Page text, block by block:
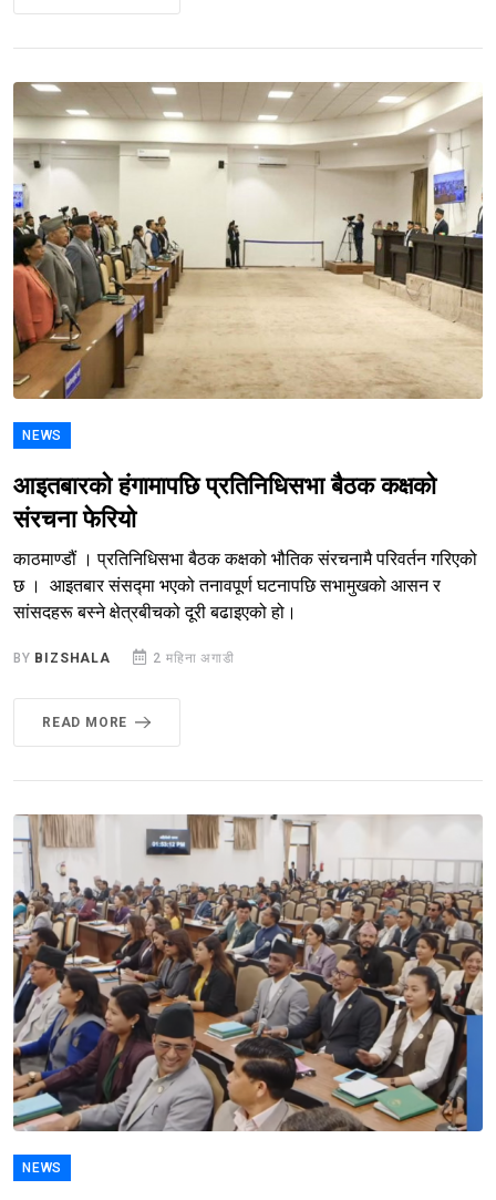
NEWS
आइतबारको हंगामापछि प्रतिनिधिसभा बैठक कक्षको
संरचना फेरियो
काठमाण्डौं । प्रतिनिधिसभा बैठक कक्षको भौतिक संरचनामै परिवर्तन गरिएको
छ । आइतबार संसद्मा भएको तनावपूर्ण घटनापछि सभामुखको आसन र
सांसदहरू बस्ने क्षेत्रबीचको दूरी बढाइएको हो।
BY BIZSHALA 2 महिना अगाडी
READ MORE
NEWS